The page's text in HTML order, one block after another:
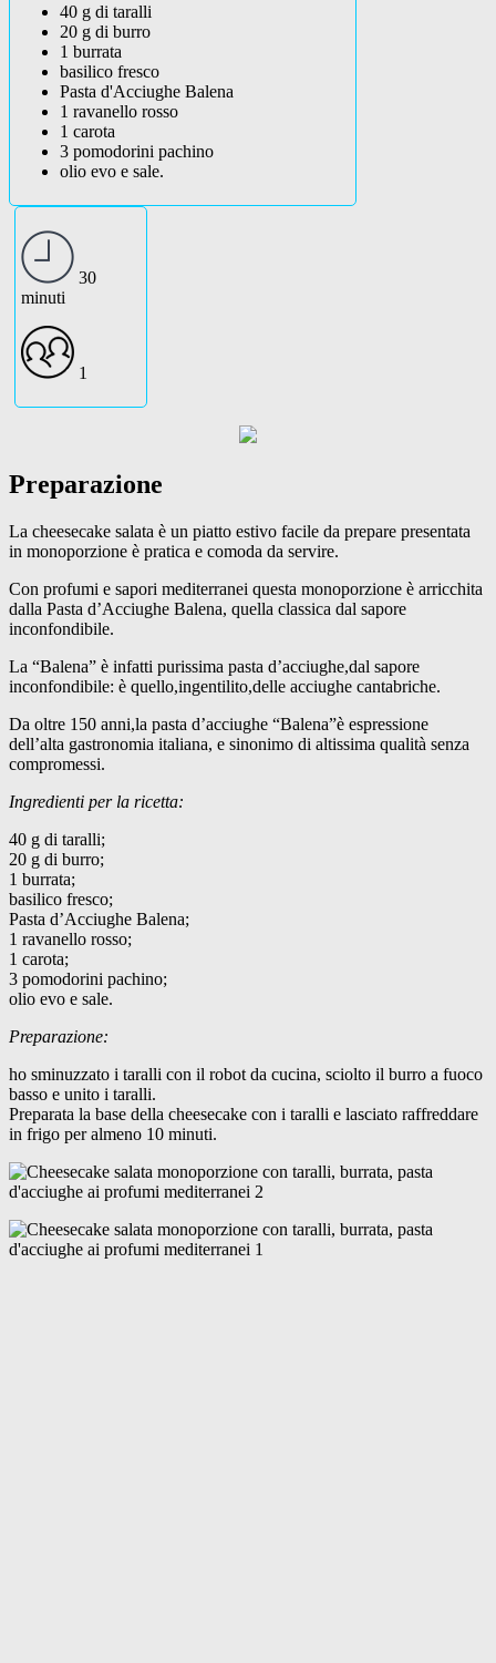
40 g di taralli
20 g di burro
1 burrata
basilico fresco
Pasta d'Acciughe Balena
1 ravanello rosso
1 carota
3 pomodorini pachino
olio evo e sale.
30
minuti
1
Preparazione
La cheesecake salata è un piatto estivo facile da prepare presentata
in monoporzione è pratica e comoda da servire.
Con profumi e sapori mediterranei questa monoporzione è arricchita
dalla Pasta d’Acciughe Balena, quella classica dal sapore
inconfondibile.
La “Balena” è infatti purissima pasta d’acciughe,dal sapore
inconfondibile: è quello,ingentilito,delle acciughe cantabriche.
Da oltre 150 anni,la pasta d’acciughe “Balena”è espressione
dell’alta gastronomia italiana, e sinonimo di altissima qualità senza
compromessi.
Ingredienti per la ricetta:
40 g di taralli;
20 g di burro;
1 burrata;
basilico fresco;
Pasta d’Acciughe Balena;
1 ravanello rosso;
1 carota;
3 pomodorini pachino;
olio evo e sale.
Preparazione:
ho sminuzzato i taralli con il robot da cucina, sciolto il burro a fuoco
basso e unito i taralli.
Preparata la base della cheesecake con i taralli e lasciato raffreddare
in frigo per almeno 10 minuti.